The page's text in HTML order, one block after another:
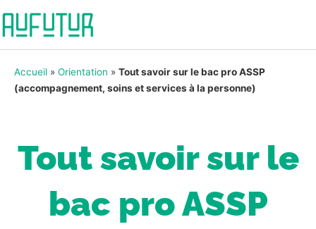
Accueil » Orientation » Tout savoir sur le bac pro ASSP
(accompagnement, soins et services à la personne)
Tout savoir sur le
bac pro ASSP